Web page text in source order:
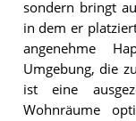
sondern bringt
in dem er
angenehme
Umgebung, die
ist eine
Wohnräume